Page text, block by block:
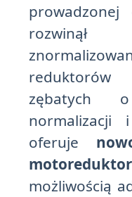
prowadzonej
zębatych
normalizacji
oferuje
możliwością